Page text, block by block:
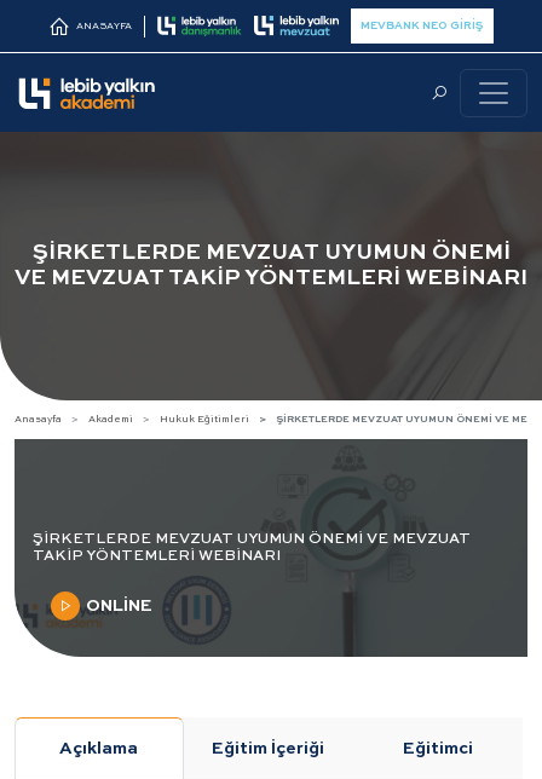
ANASAYFA MEVBANK NEO GİRİŞ
ŞİRKETLERDE MEVZUAT UYUMUN ÖNEMİ
VE MEVZUAT TAKİP YÖNTEMLERİ WEBİNARI
Anasayfa Akademi Hukuk Eğitimleri ŞİRKETLERDE MEVZUAT UYUMUN ÖNEMİ VE
ŞİRKETLERDE MEVZUAT UYUMUN ÖNEMİ VE MEVZUAT
TAKİP YÖNTEMLERİ WEBİNARI
ONLİNE
Açıklama Eğitim İçeriği Eğitimci